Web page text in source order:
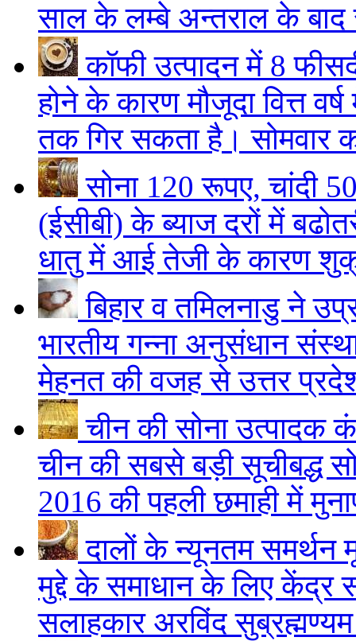
साल के लम्बे अन्तराल के बाद
कॉफी उत्पादन में 8
होने के कारण मौजूदा वित्त
तक गिर सकता है। सोमवार
सोना 120 रूपए, चांदी
(ईसीबी) के ब्याज दरों में
धातु में आई तेजी के कारण
बिहार व तमिलनाडु ने
भारतीय गन्ना अनुसंधान
मेहनत की वजह से उत्तर
चीन की सोना उत्पादक
चीन की सबसे बड़ी सूचीबद्ध
2016 की पहली छमाही में
दालों के न्यूनतम समर्थन
मुद्दे के समाधान के लिए केंद्र
सलाहकार अरविंद